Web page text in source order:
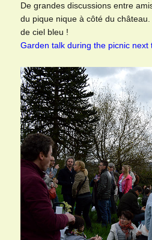
De grandes discussions entre
du pique nique à côté du
de ciel bleu !
Garden talk during the picnic next